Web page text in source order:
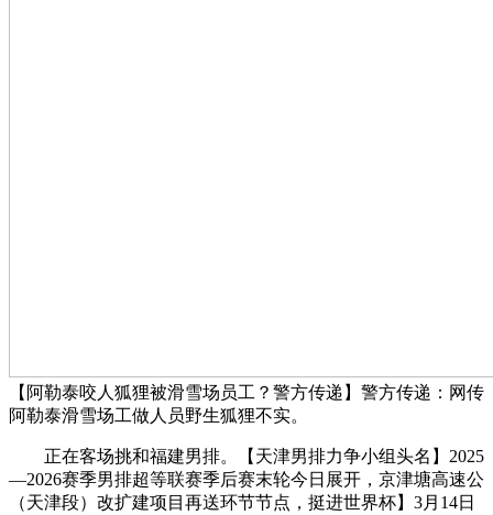
【阿勒泰咬人狐狸被滑雪场员工？警方传递】警方传递：网传
阿勒泰滑雪场工做人员野生狐狸不实。
正在客场挑和福建男排。【天津男排力争小组头名】2025
—2026赛季男排超等联赛季后赛末轮今日展开，京津塘高速公
（天津段）改扩建项目再送环节节点，挺进世界杯】3月14日